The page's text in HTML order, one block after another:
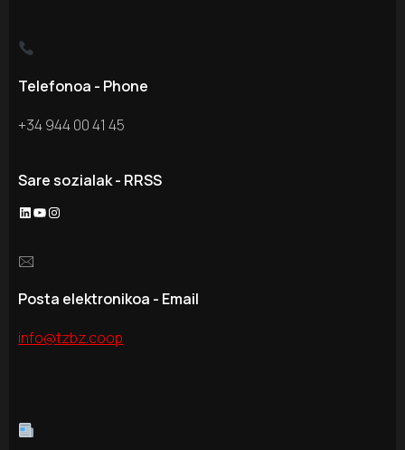
Telefonoa - Phone
+34 944 00 41 45
Sare sozialak - RRSS
🖂
Posta elektronikoa - Email
info@tzbz.coop